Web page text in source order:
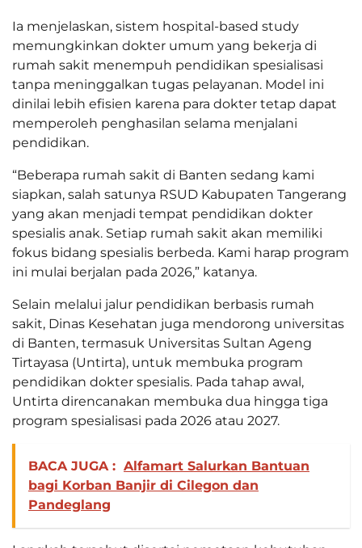
Ia menjelaskan, sistem hospital-based study
memungkinkan dokter umum yang bekerja di
rumah sakit menempuh pendidikan spesialisasi
tanpa meninggalkan tugas pelayanan. Model ini
dinilai lebih efisien karena para dokter tetap dapat
memperoleh penghasilan selama menjalani
pendidikan.
“Beberapa rumah sakit di Banten sedang kami
siapkan, salah satunya RSUD Kabupaten Tangerang
yang akan menjadi tempat pendidikan dokter
spesialis anak. Setiap rumah sakit akan memiliki
fokus bidang spesialis berbeda. Kami harap program
ini mulai berjalan pada 2026,” katanya.
Selain melalui jalur pendidikan berbasis rumah
sakit, Dinas Kesehatan juga mendorong universitas
di Banten, termasuk Universitas Sultan Ageng
Tirtayasa (Untirta), untuk membuka program
pendidikan dokter spesialis. Pada tahap awal,
Untirta direncanakan membuka dua hingga tiga
program spesialisasi pada 2026 atau 2027.
BACA JUGA : Alfamart Salurkan Bantuan
bagi Korban Banjir di Cilegon dan
Pandeglang